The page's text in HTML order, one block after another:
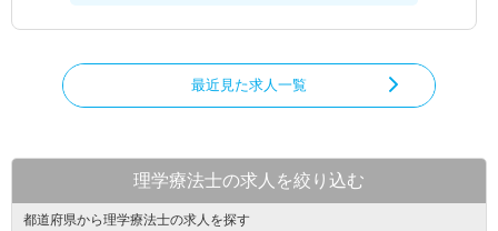
最近見た求人一覧
理学療法士の求人を絞り込む
都道府県から理学療法士の求人を探す